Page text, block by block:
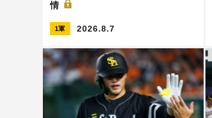
情
1軍 2026.8.7